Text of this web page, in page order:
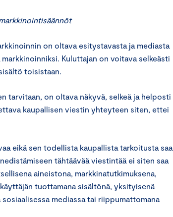
on oltava esitystavasta ja mediasta
Kuluttajan on voitava selkeästi
toisistaan.
tarvitaan, on oltava näkyvä, selkeä ja helposti
kaupallisen viestin yhteyteen siten, ettei
eikä sen todellista kaupallista tarkoitusta saa
tähtäävää viestintää ei siten saa
aineistona, markkinatutkimuksena,
tuottamana sisältönä, yksityisenä
mediassa tai riippumattomana